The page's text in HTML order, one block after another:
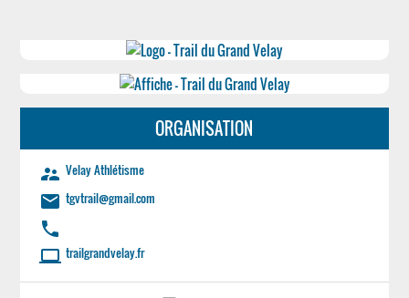
ORGANISATION
supervisor_account Velay Athlétisme
email tgvtrail@gmail.com
phone
laptop trailgrandvelay.fr